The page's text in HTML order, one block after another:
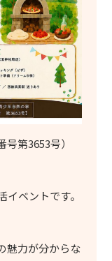
第3653号）
ベントです。
魅力が分からな